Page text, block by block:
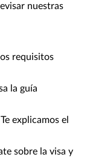
nuestras
requisitos
la guía
explicamos el
sobre la visa y